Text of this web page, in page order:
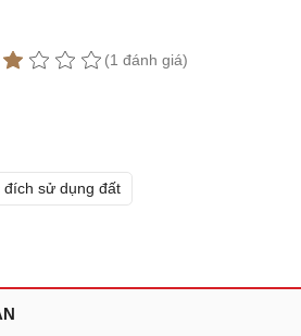
(1 đánh giá)
đích sử dụng đất